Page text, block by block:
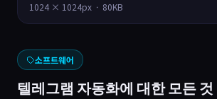
1024 × 1024px · 80KB
소프트웨어
텔레그램 자동화에 대한 모든 것